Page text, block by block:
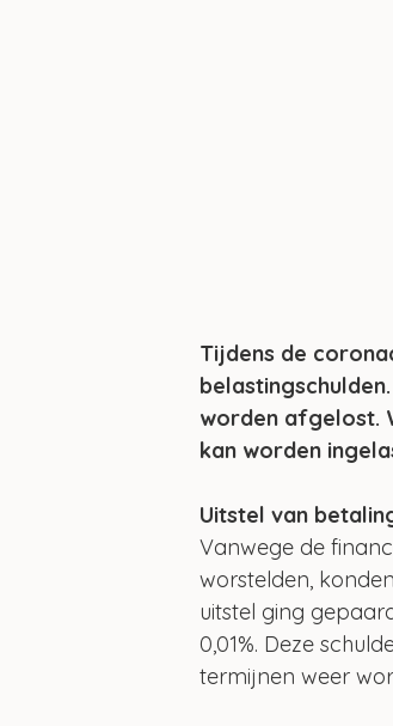
Tijdens de
worden afgelost.
kan worden
Uitstel van
Vanwege de
worstelden,
uitstel ging
0,01%. Deze
termijnen weer